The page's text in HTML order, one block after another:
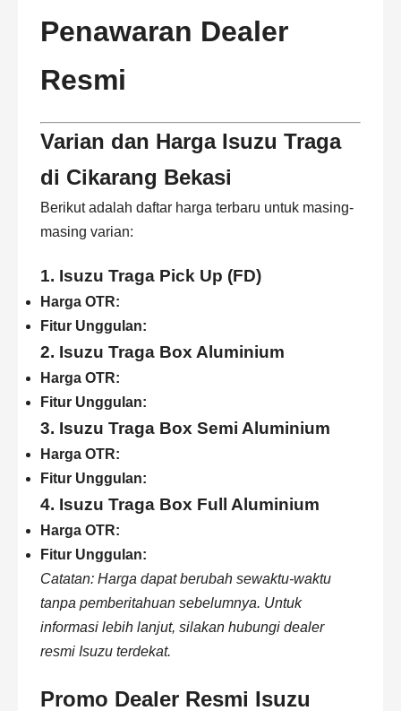
Penawaran Dealer
Resmi
Varian dan Harga Isuzu Traga
di Cikarang Bekasi
Berikut adalah daftar harga terbaru untuk masing-
masing varian:
1. Isuzu Traga Pick Up (FD)
Harga OTR:
Fitur Unggulan:
2. Isuzu Traga Box Aluminium
Harga OTR:
Fitur Unggulan:
3. Isuzu Traga Box Semi Aluminium
Harga OTR:
Fitur Unggulan:
4. Isuzu Traga Box Full Aluminium
Harga OTR:
Fitur Unggulan:
Catatan: Harga dapat berubah sewaktu-waktu
tanpa pemberitahuan sebelumnya. Untuk
informasi lebih lanjut, silakan hubungi dealer
resmi Isuzu terdekat.
Promo Dealer Resmi Isuzu